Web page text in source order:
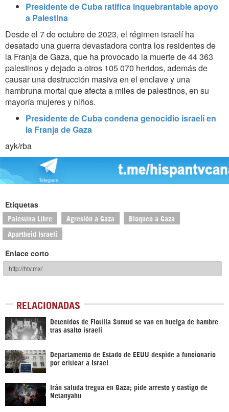
Presidente de Cuba ratifica inquebrantable apoyo
a Palestina
Desde el 7 de octubre de 2023, el régimen israelí ha
desatado una guerra devastadora contra los residentes de
la Franja de Gaza, que ha provocado la muerte de 44 363
palestinos y dejado a otros 105 070 heridos, además de
causar una destrucción masiva en el enclave y una
hambruna mortal que afecta a miles de palestinos, en su
mayoría mujeres y niños.
Presidente de Cuba condena genocidio israelí en
la Franja de Gaza
ayk/rba
Etiquetas
Palestina Libre Agresión a Gaza Bloqueo a Gaza
Apartheid Israelí
Enlace corto
RELACIONADAS
Detenidos de Flotilla Sumud se van en huelga de hambre
tras asalto israelí
Departamento de Estado de EEUU despide a funcionario
por criticar a Israel
Irán saluda tregua en Gaza; pide arresto y castigo de
Netanyahu